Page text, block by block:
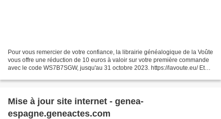
Pour vous remercier de votre confiance, la librairie généalogique de la Voûte
vous offre une réduction de 10 euros à valoir sur votre première commande
avec le code WS7B7SGW, jusqu'au 31 octobre 2023. https://lavoute.eu/ Et
Mise à jour site internet - genea-
espagne.geneactes.com